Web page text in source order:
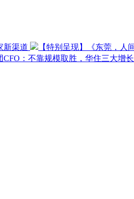
新渠道 【特别呈现】《东莞，人
CFO：不靠规模取胜，华住三大增